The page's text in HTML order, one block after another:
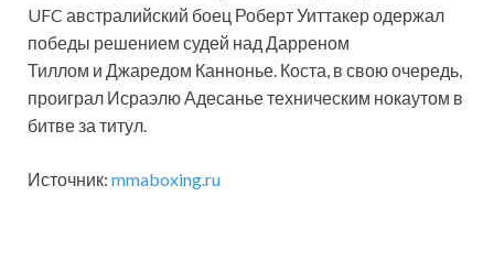
UFC австралийский боец Роберт Уиттакер одержал
победы решением судей над Дарреном
Тиллом и Джаредом Каннонье. Коста, в свою очередь,
проиграл Исраэлю Адесанье техническим нокаутом в
битве за титул.
Источник: mmaboxing.ru